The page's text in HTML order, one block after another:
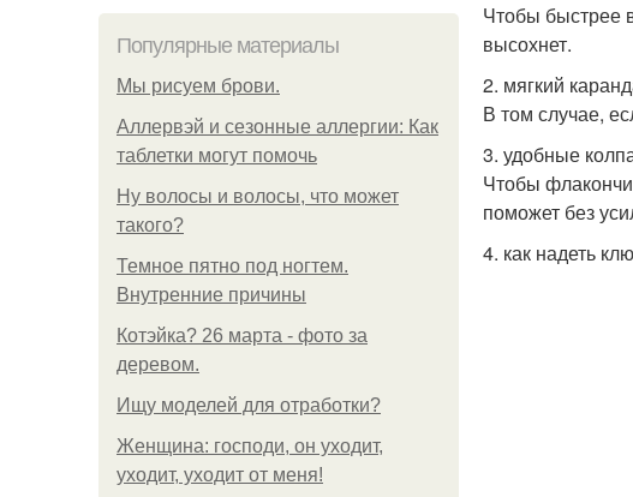
Популярные материалы
Мы рисуем брови.
Аллервэй и сезонные аллергии: Как
таблетки могут помочь
Ну волосы и волосы, что может
такого?
Темное пятно под ногтем.
Внутренние причины
Котэйка? 26 марта - фото за
деревом.
Ищу моделей для отработки?
Женщина: господи, он уходит,
уходит, уходит от меня!
Чтобы быстрее
высохнет.
2. мягкий
В том случае,
3. удобные
Чтобы
поможет без
4. как надеть